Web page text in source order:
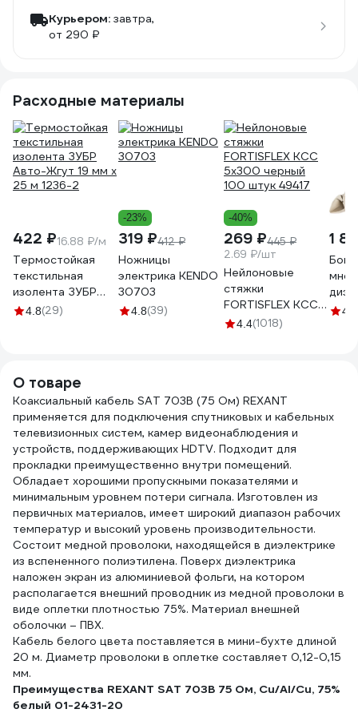
Курьером: завтра,
от 290 ₽
Расходные материалы
422 ₽16.88 ₽/м
Термостойкая
текстильная
изолента ЗУБР
Авто-Жгут 19 мм х
4.8(29)
-23%
319 ₽412 ₽
Ножницы
электрика KENDO
30703
4.8(39)
-40%
269 ₽445 ₽
2.69 ₽/шт
Нейлоновые
стяжки
FORTISFLEX КСС
5х300 черный
4.4(1018)
1
4.9
О товаре
Коаксиальный кабель SAT 703B (75 Ом) REXANT
применяется для подключения спутниковых и кабельных
телевизионных систем, камер видеонаблюдения и
устройств, поддерживающих HDTV. Подходит для
прокладки преимущественно внутри помещений.
Обладает хорошими пропускными показателями и
минимальным уровнем потери сигнала. Изготовлен из
первичных материалов, имеет широкий диапазон рабочих
температур и высокий уровень производительности.
Состоит медной проволоки, находящейся в диэлектрике
из вспененного полиэтилена. Поверх диэлектрика
наложен экран из алюминиевой фольги, на котором
располагается внешний проводник из медной проволоки в
виде оплетки плотностью 75%. Материал внешней
оболочки – ПВХ.
Кабель белого цвета поставляется в мини-бухте длиной
20 м. Диаметр проволоки в оплетке cоставляет 0,12-0,15
мм.
Преимущества REXANT SAT 703B 75 Ом, Cu/Al/Cu, 75%
белый 01-2431-20